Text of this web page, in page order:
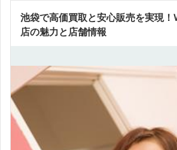
池袋で高価買取と安心販売を実現
店の魅力と店舗情報